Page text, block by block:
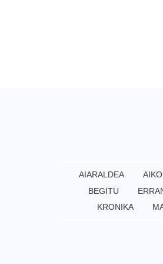
AIARALDEA
BEGITU
KRONIKA